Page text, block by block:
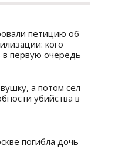
петицию об
кого
в первую очередь
а потом сел
убийства в
погибла дочь